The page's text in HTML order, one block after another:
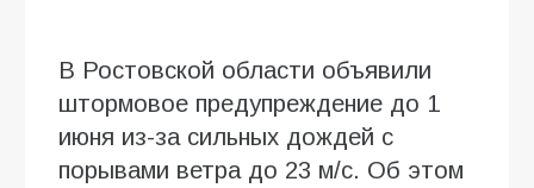
В Ростовской области объявили
штормовое предупреждение до 1
июня из-за сильных дождей с
порывами ветра до 23 м/с. Об этом